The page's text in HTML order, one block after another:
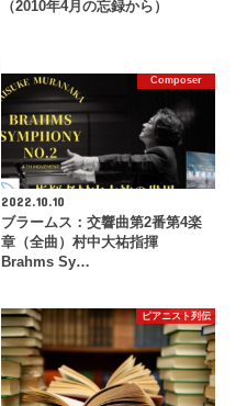
（2010年4月の忘録から）
Composer
2022.10.10
ブラームス：交響曲第2番第4楽
章（全曲）村中大祐指揮
Brahms Sy…
ピアニスト列伝